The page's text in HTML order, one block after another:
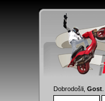
Dobrodošli,Gost